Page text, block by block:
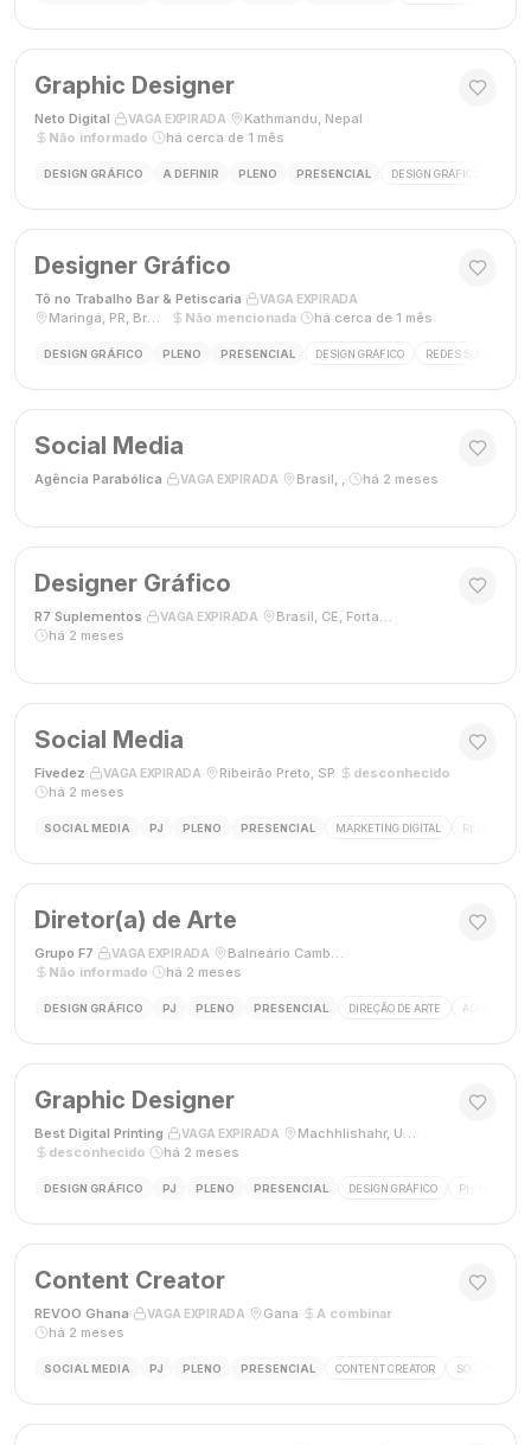
Graphic Designer
Neto Digital VAGA EXPIRADA Kathmandu, Nepal
Não informado
há cerca de 1 mês
DESIGN GRÁFICO A DEFINIR PLENO PRESENCIAL DESIGN GRÁFICO
Designer Gráfico
Tô no Trabalho Bar & Petiscaria VAGA EXPIRADA
Maringá, PR, Brasil
Não mencionada há cerca de 1 mês
DESIGN GRÁFICO PLENO PRESENCIAL DESIGN GRÁFICO REDES SOCIAIS
Social Media
Agência Parabólica VAGA EXPIRADA Brasil, , há 2 meses
Designer Gráfico
R7 Suplementos VAGA EXPIRADA Brasil, CE, Fortaleza
há 2 meses
Social Media
Fivedez VAGA EXPIRADA Ribeirão Preto, SP desconhecido
há 2 meses
SOCIAL MEDIA PJ PLENO PRESENCIAL MARKETING DIGITAL REDES
Diretor(a) de Arte
Grupo F7 VAGA EXPIRADA Balneário Camboriú, SC, Brasil
Não informado
há 2 meses
DESIGN GRÁFICO PJ PLENO PRESENCIAL DIREÇÃO DE ARTE ADOBE
Graphic Designer
Best Digital Printing VAGA EXPIRADA Machhlishahr, Uttar Pradesh, Índia
desconhecido
há 2 meses
DESIGN GRÁFICO PJ PLENO PRESENCIAL DESIGN GRÁFICO PHOTOSHOP
Content Creator
REVOO Ghana VAGA EXPIRADA Gana A combinar·
há 2 meses
SOCIAL MEDIA PJ PLENO PRESENCIAL CONTENT CREATOR SOCIAL MEDIA